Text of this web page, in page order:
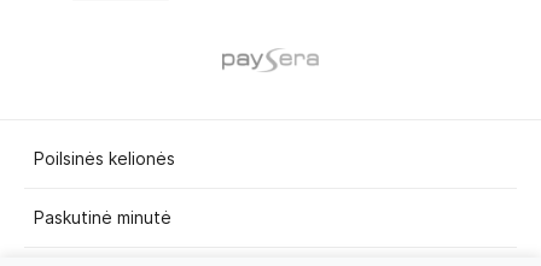
Poilsinės kelionės
Paskutinė minutė